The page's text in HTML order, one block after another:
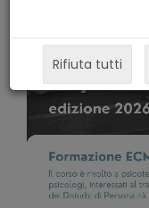
Rifiuta tutti